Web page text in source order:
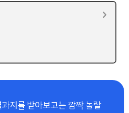
지를 받아보고는 깜짝 놀랄